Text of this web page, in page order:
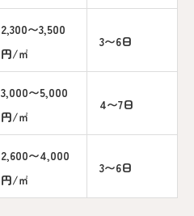
2,300〜3,500
円/㎡
3〜6日
3,000〜5,000
円/㎡
4〜7日
2,600〜4,000
円/㎡
3〜6日